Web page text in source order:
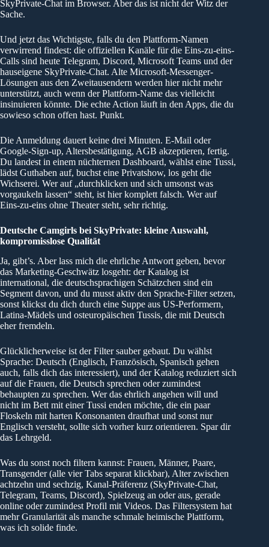
SkyPrivate-Chat im Browser. Aber das ist nicht der Witz der
Sache.
Und jetzt das Wichtigste, falls du den Plattform-Namen
verwirrend findest: die offiziellen Kanäle für die Eins-zu-eins-
Calls sind heute Telegram, Discord, Microsoft Teams und der
hauseigene SkyPrivate-Chat. Alte Microsoft-Messenger-
Lösungen aus den Zweitausendern werden hier nicht mehr
unterstützt, auch wenn der Plattform-Name das vielleicht
insinuieren könnte. Die echte Action läuft in den Apps, die du
sowieso schon offen hast. Punkt.
Die Anmeldung dauert keine drei Minuten. E-Mail oder
Google-Sign-up, Altersbestätigung, AGB akzeptieren, fertig.
Du landest in einem nüchternen Dashboard, wählst eine Tussi,
lädst Guthaben auf, buchst eine Privatshow, los geht die
Wichserei. Wer auf „durchklicken und sich umsonst was
vorgaukeln lassen“ steht, ist hier komplett falsch. Wer auf
Eins-zu-eins ohne Theater steht, sehr richtig.
Deutsche Camgirls bei SkyPrivate: kleine Auswahl,
kompromisslose Qualität
Ja, gibt’s. Aber lass mich die ehrliche Antwort geben, bevor
das Marketing-Geschwätz losgeht: der Katalog ist
international, die deutschsprachigen Schätzchen sind ein
Segment davon, und du musst aktiv den Sprache-Filter setzen,
sonst klickst du dich durch eine Suppe aus US-Performern,
Latina-Mädels und osteuropäischen Tussis, die mit Deutsch
eher fremdeln.
Glücklicherweise ist der Filter sauber gebaut. Du wählst
Sprache: Deutsch (Englisch, Französisch, Spanisch gehen
auch, falls dich das interessiert), und der Katalog reduziert sich
auf die Frauen, die Deutsch sprechen oder zumindest
behaupten zu sprechen. Wer das ehrlich angehen will und
nicht im Bett mit einer Tussi enden möchte, die ein paar
Floskeln mit harten Konsonanten draufhat und sonst nur
Englisch versteht, sollte sich vorher kurz orientieren. Spar dir
das Lehrgeld.
Was du sonst noch filtern kannst: Frauen, Männer, Paare,
Transgender (alle vier Tabs separat klickbar), Alter zwischen
achtzehn und sechzig, Kanal-Präferenz (SkyPrivate-Chat,
Telegram, Teams, Discord), Spielzeug an oder aus, gerade
online oder zumindest Profil mit Videos. Das Filtersystem hat
mehr Granularität als manche schmale heimische Plattform,
was ich solide finde.